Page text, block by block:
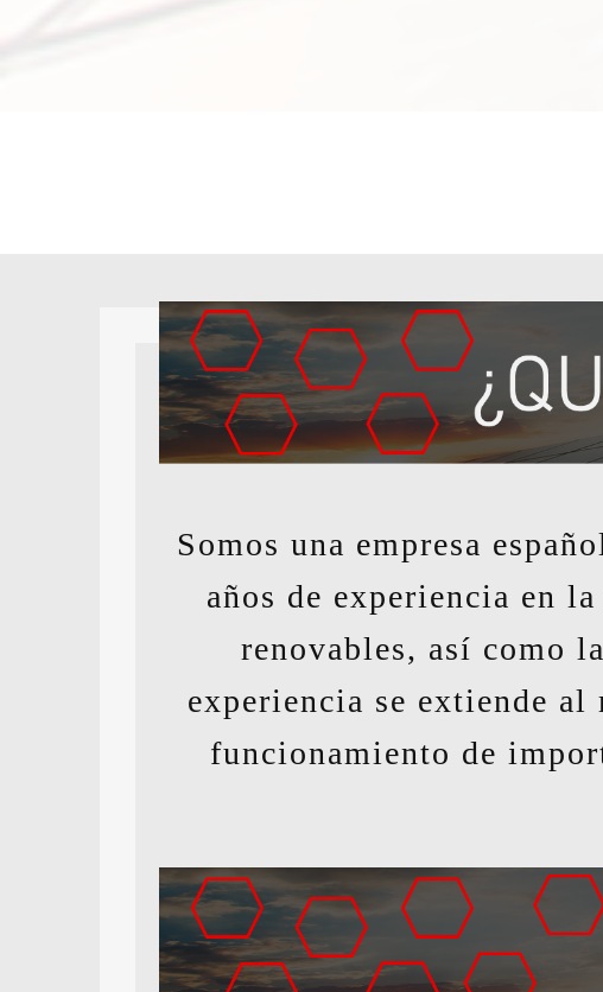
Somos una empresa
años de experiencia en
renovables, así como
experiencia se extiende
funcionamiento de